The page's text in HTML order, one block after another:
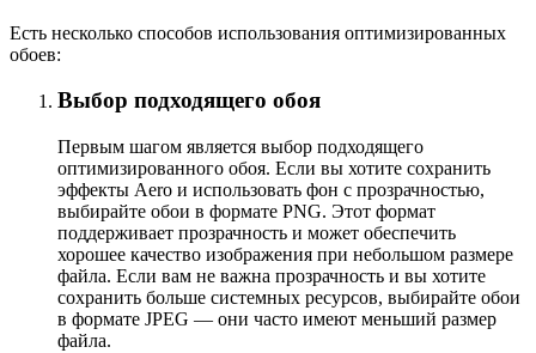
Есть несколько способов использования оптимизированных
обоев:
Выбор подходящего обоя
Первым шагом является выбор подходящего
оптимизированного обоя. Если вы хотите сохранить
эффекты Aero и использовать фон с прозрачностью,
выбирайте обои в формате PNG. Этот формат
поддерживает прозрачность и может обеспечить
хорошее качество изображения при небольшом размере
файла. Если вам не важна прозрачность и вы хотите
сохранить больше системных ресурсов, выбирайте обои
в формате JPEG — они часто имеют меньший размер
файла.